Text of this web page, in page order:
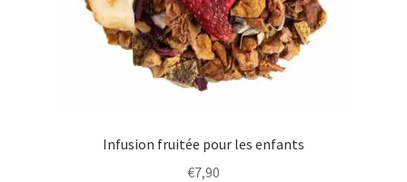
Infusion fruitée pour les enfants
€7,90